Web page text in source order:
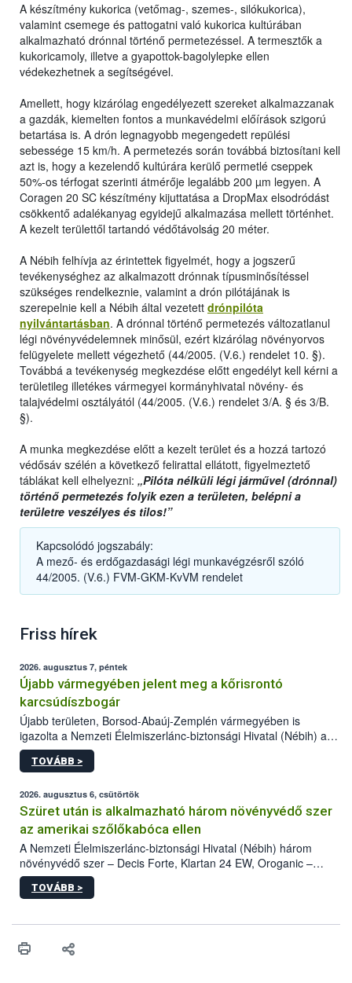
A készítmény kukorica (vetőmag-, szemes-, silókukorica),
valamint csemege és pattogatni való kukorica kultúrában
alkalmazható drónnal történő permetezéssel. A termesztők a
kukoricamoly, illetve a gyapottok-bagolylepke ellen
védekezhetnek a segítségével.
Amellett, hogy kizárólag engedélyezett szereket alkalmazzanak
a gazdák, kiemelten fontos a munkavédelmi előírások szigorú
betartása is. A drón legnagyobb megengedett repülési
sebessége 15 km/h. A permetezés során továbbá biztosítani kell
azt is, hogy a kezelendő kultúrára kerülő permetlé cseppek
50%-os térfogat szerinti átmérője legalább 200 µm legyen. A
Coragen 20 SC készítmény kijuttatása a DropMax elsodródást
csökkentő adalékanyag egyidejű alkalmazása mellett történhet.
A kezelt területtől tartandó védőtávolság 20 méter.
A Nébih felhívja az érintettek figyelmét, hogy a jogszerű
tevékenységhez az alkalmazott drónnak típusminősítéssel
szükséges rendelkeznie, valamint a drón pilótájának is
szerepelnie kell a Nébih által vezetett drónpilóta
nyilvántartásban. A drónnal történő permetezés változatlanul
légi növényvédelemnek minősül, ezért kizárólag növényorvos
felügyelete mellett végezhető (44/2005. (V.6.) rendelet 10. §).
Továbbá a tevékenység megkezdése előtt engedélyt kell kérni a
területileg illetékes vármegyei kormányhivatal növény- és
talajvédelmi osztályától (44/2005. (V.6.) rendelet 3/A. § és 3/B.
§).
A munka megkezdése előtt a kezelt terület és a hozzá tartozó
védősáv szélén a következő felirattal ellátott, figyelmeztető
táblákat kell elhelyezni: „Pilóta nélküli légi járművel (drónnal)
történő permetezés folyik ezen a területen, belépni a
területre veszélyes és tilos!”
Kapcsolódó jogszabály:
A mező- és erdőgazdasági légi munkavégzésről szóló
44/2005. (V.6.) FVM-GKM-KvVM rendelet
Friss hírek
2026. augusztus 7, péntek
Újabb vármegyében jelent meg a kőrisrontó
karcsúdíszbogár
Újabb területen, Borsod-Abaúj-Zemplén vármegyében is
igazolta a Nemzeti Élelmiszerlánc-biztonsági Hivatal (Nébih) a
kőrisrontó karcsúdíszbogár (Agrilus planipennis) jelenlétét. A
kártevőt nem csak színcsapdában találták meg, de már fertőzött
az intenzív felderítést, emellett az intézkedéseket a szlovák
hatósággal is összehangolják a terjedés megállítása érdekében.
TOVÁBB >
2026. augusztus 6, csütörtök
Szüret után is alkalmazható három növényvédő szer
az amerikai szőlőkabóca ellen
A Nemzeti Élelmiszerlánc-biztonsági Hivatal (Nébih) három
növényvédő szer – Decis Forte, Klartan 24 EW, Oroganic –
engedélyokiratát módosította, így azok a szüretet követően,
egészen a vesszőérettség (BBCH 91) stádiumáig
érésű szőlőkben is legyen lehetőség a károsító elleni további
felhasználók számára is elérhető és ökológiai termesztésben is
TOVÁBB >